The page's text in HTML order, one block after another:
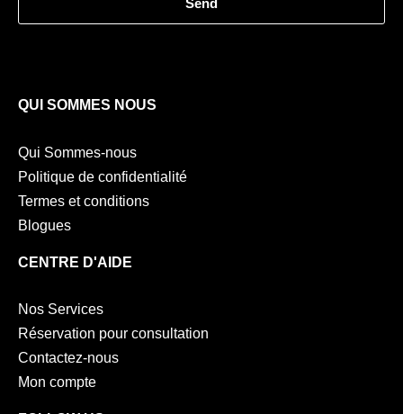
Send
QUI SOMMES NOUS
Qui Sommes-nous
Politique de confidentialité
Termes et conditions
Blogues
CENTRE D'AIDE
Nos Services
Réservation pour consultation
Contactez-nous
Mon compte